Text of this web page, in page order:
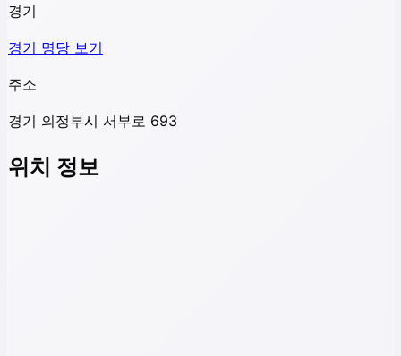
경기
경기 명당 보기
주소
경기 의정부시 서부로 693
위치 정보